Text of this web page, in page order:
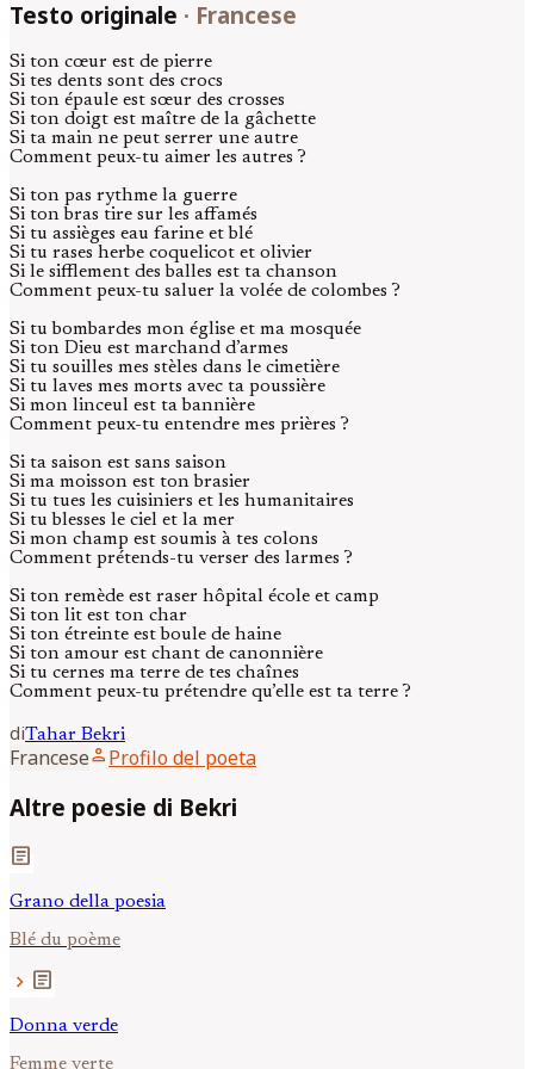
Testo originale · Francese
Si ton cœur est de pierre
Si tes dents sont des crocs
Si ton épaule est sœur des crosses
Si ton doigt est maître de la gâchette
Si ta main ne peut serrer une autre
Comment peux-tu aimer les autres ?
Si ton pas rythme la guerre
Si ton bras tire sur les affamés
Si tu assièges eau farine et blé
Si tu rases herbe coquelicot et olivier
Si le sifflement des balles est ta chanson
Comment peux-tu saluer la volée de colombes ?
Si tu bombardes mon église et ma mosquée
Si ton Dieu est marchand d’armes
Si tu souilles mes stèles dans le cimetière
Si tu laves mes morts avec ta poussière
Si mon linceul est ta bannière
Comment peux-tu entendre mes prières ?
Si ta saison est sans saison
Si ma moisson est ton brasier
Si tu tues les cuisiniers et les humanitaires
Si tu blesses le ciel et la mer
Si mon champ est soumis à tes colons
Comment prétends-tu verser des larmes ?
Si ton remède est raser hôpital école et camp
Si ton lit est ton char
Si ton étreinte est boule de haine
Si ton amour est chant de canonnière
Si tu cernes ma terre de tes chaînes
Comment peux-tu prétendre qu’elle est ta terre ?
diTahar Bekri
Franceseperson Profilo del poeta
Altre poesie di Bekri
article
Grano della poesia
Blé du poème
chevron_right article
Donna verde
Femme verte